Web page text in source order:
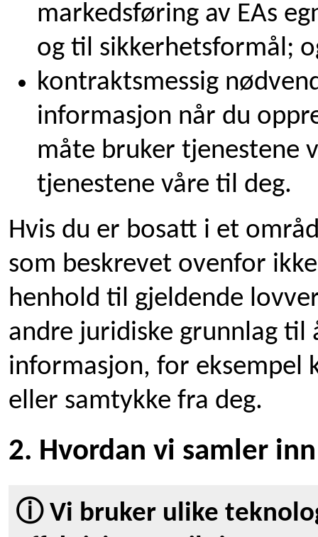
markedsføring av EAs
og til sikkerhetsformål;
kontraktsmessig
informasjon når du
måte bruker tjenestene
tjenestene våre til deg.
Hvis du er bosatt i et
som beskrevet ovenfor
henhold til gjeldende
andre juridiske grunnlag til
informasjon, for eksempel
eller samtykke fra deg.
2. Hvordan vi samler
ⓘ Vi bruker ulike